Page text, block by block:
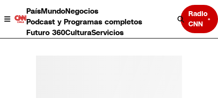
PaísMundoNegocios
Podcast y Programas completos
Futuro 360CulturaServicios
Radio
CNN